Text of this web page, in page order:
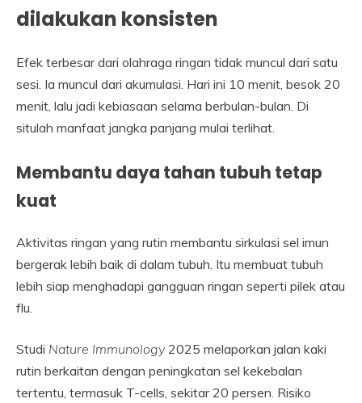
dilakukan konsisten
Efek terbesar dari olahraga ringan tidak muncul dari satu
sesi. Ia muncul dari akumulasi. Hari ini 10 menit, besok 20
menit, lalu jadi kebiasaan selama berbulan-bulan. Di
situlah manfaat jangka panjang mulai terlihat.
Membantu daya tahan tubuh tetap
kuat
Aktivitas ringan yang rutin membantu sirkulasi sel imun
bergerak lebih baik di dalam tubuh. Itu membuat tubuh
lebih siap menghadapi gangguan ringan seperti pilek atau
flu.
Studi Nature Immunology2025 melaporkan jalan kaki
rutin berkaitan dengan peningkatan sel kekebalan
tertentu, termasuk T-cells, sekitar 20 persen. Risiko